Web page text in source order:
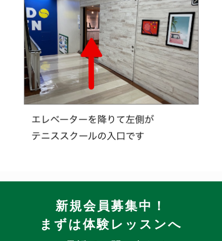
新規会員募集中！
まずは体験レッスンへ